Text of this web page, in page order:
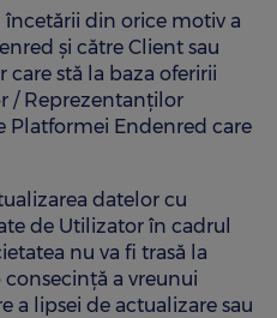
încetării din orice motiv a
și către Client sau
stă la baza oferirii
/ Reprezentanților
Platformei Endenred care
datelor cu
de Utilizator în cadrul
nu va fi trasă la
a vreunui
a lipsei de actualizare sau